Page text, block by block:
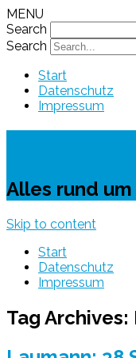
MENU
Search
Search
Start
Datenschutz
Impressum
Alles rund
Skip to content
Start
Datenschutz
Impressum
Tag Archives: